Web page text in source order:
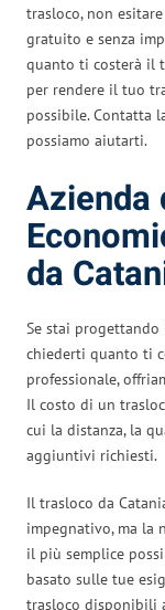
trasloco, non
gratuito e senza
quanto ti costerà il
per rendere il tuo
possibile. Contatta
possiamo aiutarti.
Azienda
da
Se stai progettando
chiederti quanto ti
professionale,
Il costo di un
cui la distanza, la
aggiuntivi richiesti.
Il trasloco da
impegnativo, ma la
il più semplice
basato sulle tue
trasloco disponibili